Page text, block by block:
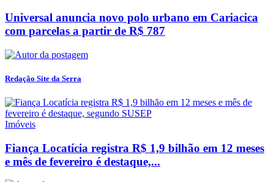
Universal anuncia novo polo urbano em Cariacica
com parcelas a partir de R$ 787
Redação Site da Serra
Imóveis
Fiança Locatícia registra R$ 1,9 bilhão em 12 meses
e mês de fevereiro é destaque,...